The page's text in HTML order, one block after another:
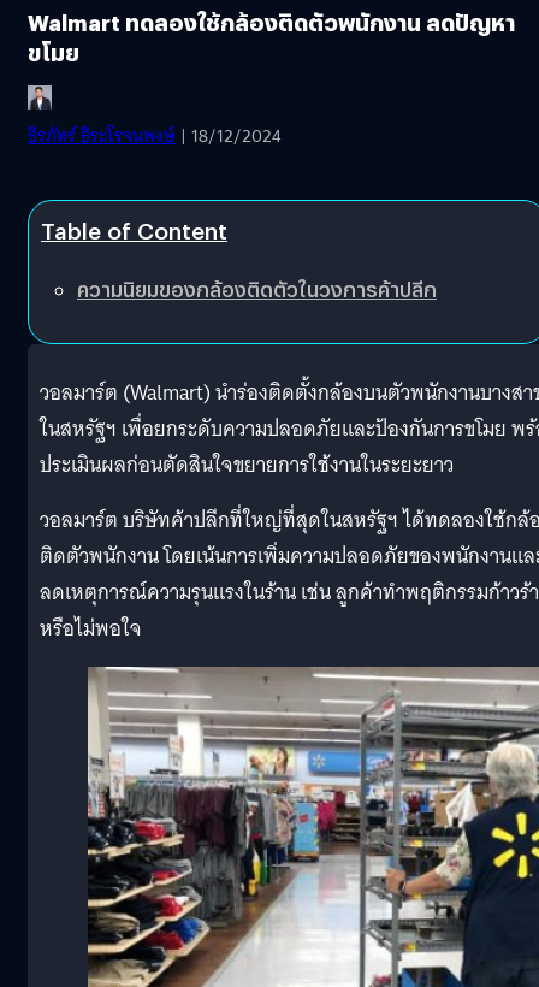
Walmart ทดลองใช้กล้องติดตัวพนักงาน ลดปัญหา
ขโมย
ธีรภัทร์ ธีระโรจนพงษ์ | 18/12/2024
Table of Content
ความนิยมของกล้องติดตัวในวงการค้าปลีก
วอลมาร์ต (Walmart) นำร่องติดตั้งกล้องบนตัวพนักงานบางสา
ในสหรัฐฯ เพื่อยกระดับความปลอดภัยและป้องกันการขโมย พ
ประเมินผลก่อนตัดสินใจขยายการใช้งานในระยะยาว
วอลมาร์ต บริษัทค้าปลีกที่ใหญ่ที่สุดในสหรัฐฯ ได้ทดลองใช้กล้
ติดตัวพนักงาน โดยเน้นการเพิ่มความปลอดภัยของพนักงานแ
ลดเหตุการณ์ความรุนแรงในร้าน เช่น ลูกค้าทำพฤติกรรมก้าวร้
หรือไม่พอใจ